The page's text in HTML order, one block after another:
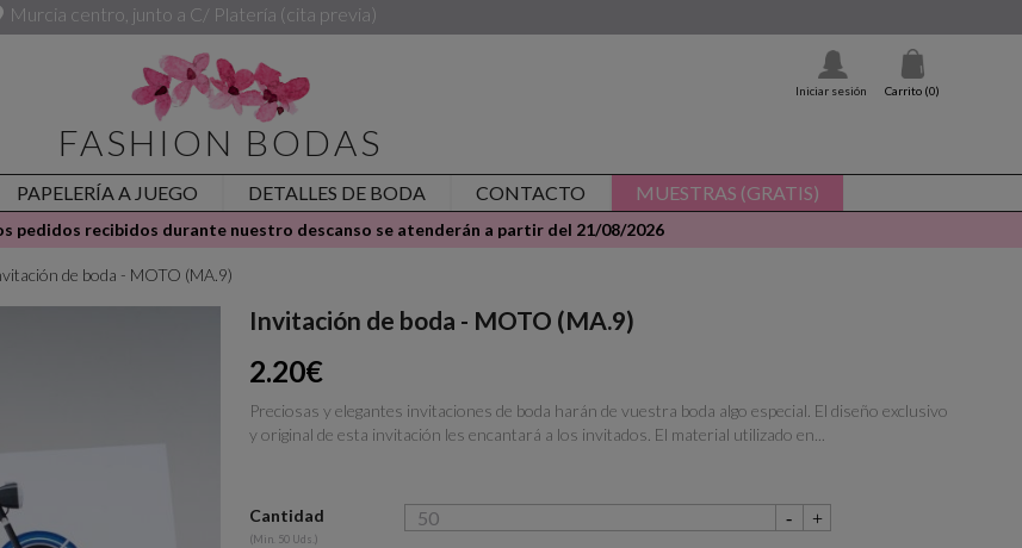
Murcia centro, junto a C/ Platería (cita previa)
Iniciar sesión Carrito (0)
FASHION BODAS
PAPELERÍA A JUEGO DETALLES DE BODA CONTACTO MUESTRAS (GRATIS)
pedidos recibidos durante nuestro descanso se atenderán a partir del 21/08/2026
de boda - MOTO (MA.9)
Invitación de boda - MOTO (MA.9)
2.20€
Preciosas y elegantes invitaciones de boda harán de vuestra boda algo especial. El diseño exclusivo
y original de esta invitación les encantará a los invitados. El material utilizado en...
Cantidad
(Min. 50 Uds.)